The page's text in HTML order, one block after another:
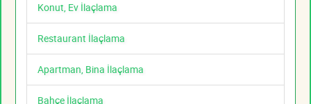
Konut, Ev İlaçlama
Restaurant İlaçlama
Apartman, Bina İlaçlama
Bahçe İlaçlama